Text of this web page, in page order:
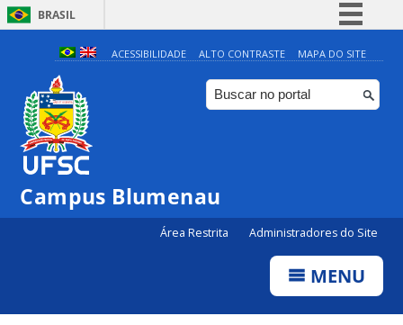
BRASIL
Simplifique!
Comunica BR
Participe
ACESSIBILIDADE ALTO CONTRASTE MAPA DO SITE
Campus Blumenau
Área Restrita Administradores do Site
MENU